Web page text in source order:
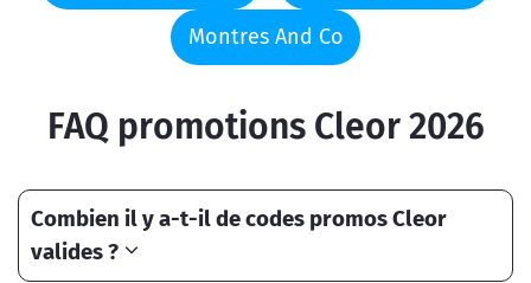
Montres And Co
FAQ promotions Cleor 2026
Combien il y a-t-il de codes promos Cleor
valides ?